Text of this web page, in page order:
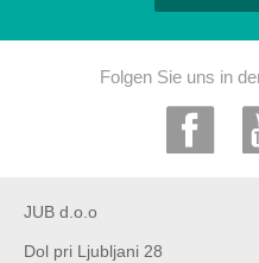
Folgen Sie uns in
JUB d.o.o
Dol pri Ljubljani 28